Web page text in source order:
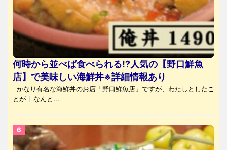
何時から並べば食べられる⁉人気の【野口鮮魚
店】で美味しい海鮮丼※詳細情報あり
かなり有名な海鮮丼のお店「野口鮮魚店」ですが、わたしとしたこ
とが
なんと...